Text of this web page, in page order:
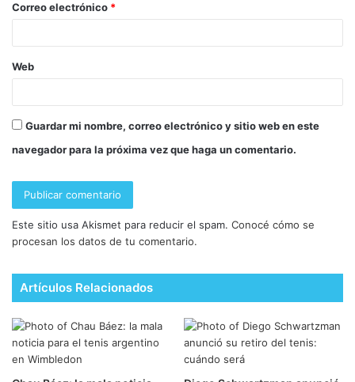
Correo electrónico *
Web
Guardar mi nombre, correo electrónico y sitio web en este
navegador para la próxima vez que haga un comentario.
Este sitio usa Akismet para reducir el spam. Conocé cómo se
procesan los datos de tu comentario.
Artículos Relacionados